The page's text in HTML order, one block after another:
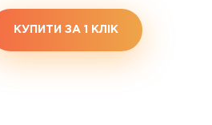
КУПИТИ ЗА 1 КЛIК